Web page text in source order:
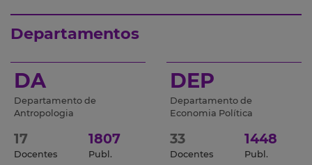
Departamentos
DA
Departamento de
Antropologia
17
Docentes
1807
Publ.
DEP
Departamento de
Economia Política
33
Docentes
1448
Publ.